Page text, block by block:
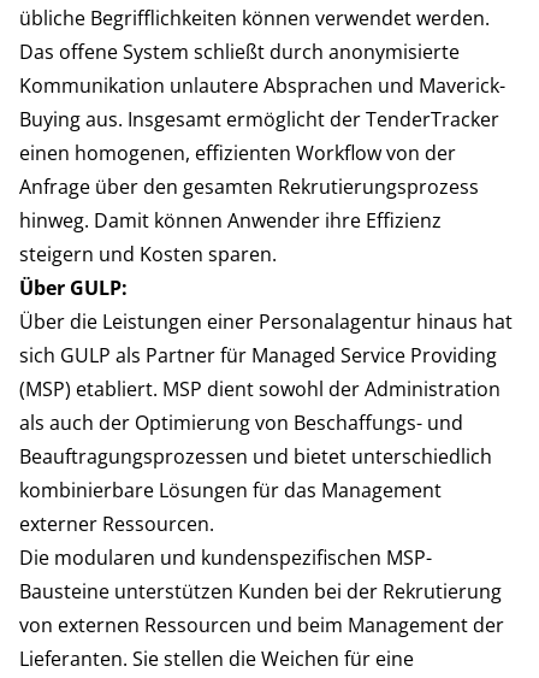
übliche Begrifflichkeiten können verwendet werden.
Das offene System schließt durch anonymisierte
Kommunikation unlautere Absprachen und Maverick-
Buying aus. Insgesamt ermöglicht der TenderTracker
einen homogenen, effizienten Workflow von der
Anfrage über den gesamten Rekrutierungsprozess
hinweg. Damit können Anwender ihre Effizienz
steigern und Kosten sparen.
Über GULP:
Über die Leistungen einer Personalagentur hinaus hat
sich GULP als Partner für Managed Service Providing
(MSP) etabliert. MSP dient sowohl der Administration
als auch der Optimierung von Beschaffungs- und
Beauftragungsprozessen und bietet unterschiedlich
kombinierbare Lösungen für das Management
externer Ressourcen.
Die modularen und kundenspezifischen MSP-
Bausteine unterstützen Kunden bei der Rekrutierung
von externen Ressourcen und beim Management der
Lieferanten. Sie stellen die Weichen für eine